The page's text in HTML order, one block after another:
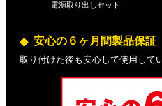
電源取り出しセット
安心の６ヶ月間製品保証
取り付けた後も安心して使用して